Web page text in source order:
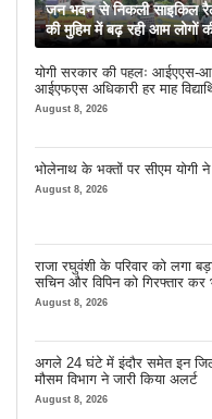
जन भवन से निकली साइकिल
की मुहिम में बढ़ रही आम लोगों की
योगी सरकार की पहलः आईएएस-
आईएफएस अधिकारी हर माह
August 8, 2026
भोलेनाथ के भक्तों पर सीएम योगी ने
August 8, 2026
राजा रघुवंशी के परिवार को लगा
सचिन और विपिन को गिरफ्तार
August 8, 2026
अगले 24 घंटे में इंदौर समेत इन
मौसम विभाग ने जारी किया अलर्ट
August 8, 2026